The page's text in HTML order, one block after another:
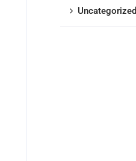
Uncategorized